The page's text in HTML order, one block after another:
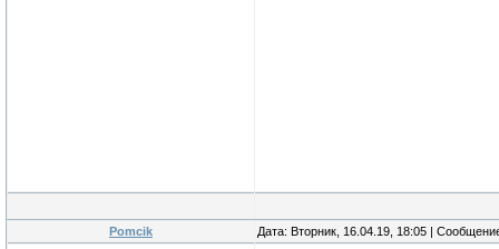
Pomcik Дата: Вторник, 16.04.19, 18:05 |